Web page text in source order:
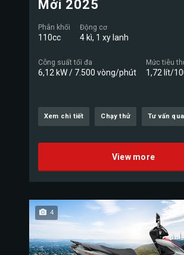
Mới 2025
Phân khối
110cc
Động cơ
4 kì, 1 xy lanh
Công suất tối đa
6,12 kW / 7.500 vòng/phút
Mức tiêu
1,72 lít/
Xem chi tiết Chạy thử Tư vấn
View more
4